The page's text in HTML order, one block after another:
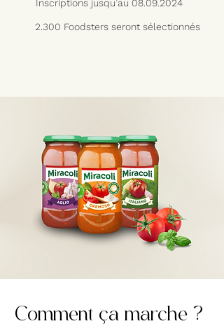
Inscriptions jusqu’au 08.09.2024
2.300 Foodsters seront sélectionnés
Comment ça marche ?